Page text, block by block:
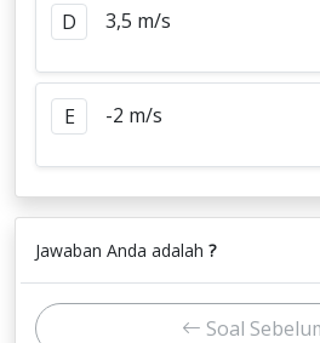
D 3,5 m/s
E -2 m/s
Jawaban Anda adalah ?
Soal